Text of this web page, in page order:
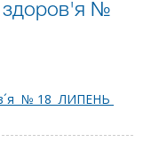
здоров'я №
№ 18 ЛИПЕНЬ